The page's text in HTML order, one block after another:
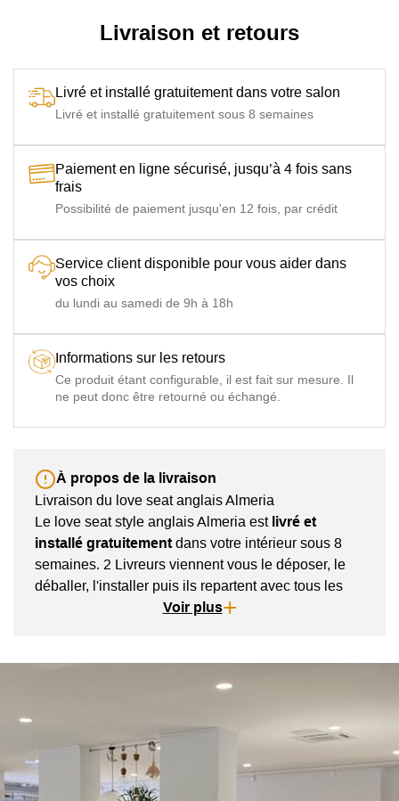
Livraison et retours
Livré et installé gratuitement dans votre salon
Livré et installé gratuitement sous 8 semaines
Paiement en ligne sécurisé, jusqu’à 4 fois sans
frais
Possibilité de paiement jusqu'en 12 fois, par crédit
Service client disponible pour vous aider dans
vos choix
du lundi au samedi de 9h à 18h
Informations sur les retours
Ce produit étant configurable, il est fait sur mesure. Il
ne peut donc être retourné ou échangé.
À propos de la livraison
Livraison du love seat anglais Almeria
Le love seat style anglais Almeria est livré et
installé gratuitementdans votre intérieur sous 8
semaines. 2 Livreurs viennent vous le déposer, le
déballer, l'installer puis ils repartent avec tous les
Voir plus